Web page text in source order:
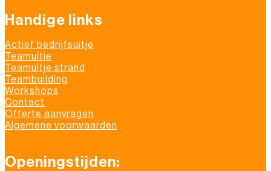
Handige links
Actief bedrijfsuitje
Teamuitje
Teamuitje strand
Teambuilding
Workshops
Contact
Offerte aanvragen
Algemene voorwaarden
Openingstijden: